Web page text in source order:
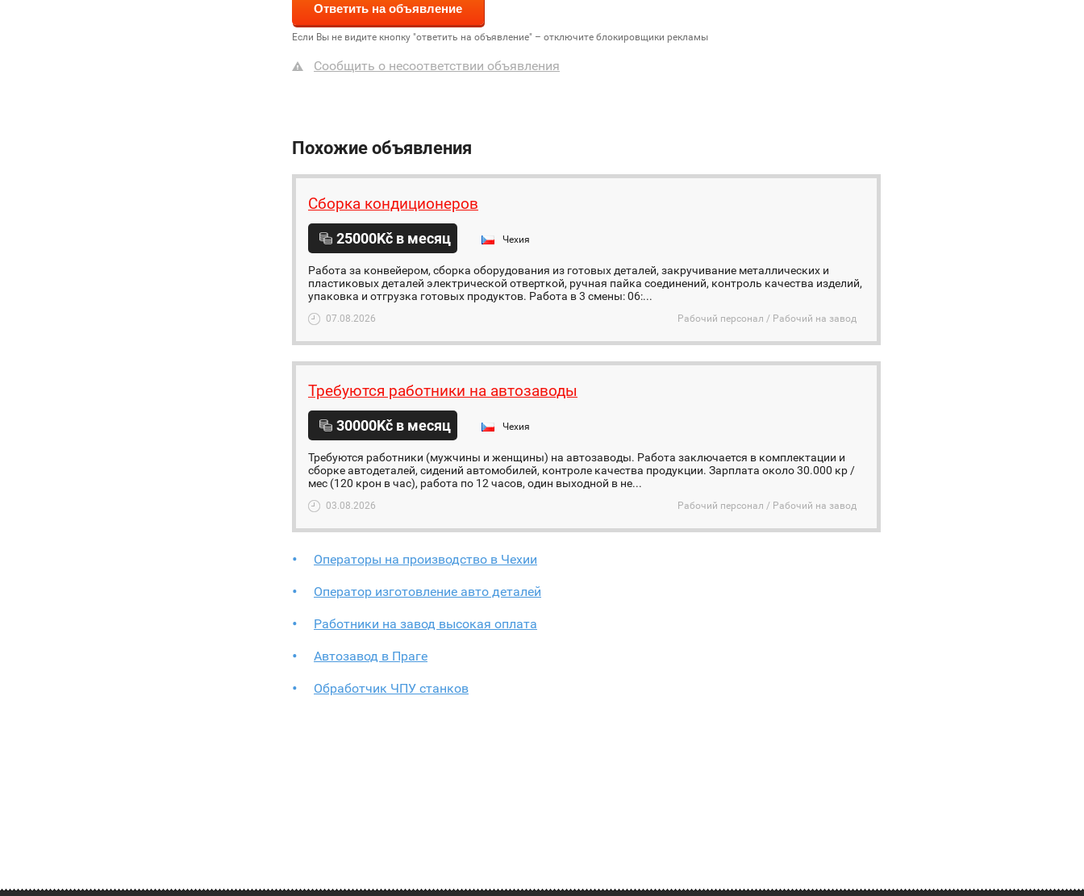
Если Вы не видите кнопку "ответить на объявление" – отключите блокировщики рекламы
Сообщить о несоответствии объявления
Похожие объявления
Cборка кондиционеров
25000Kč в месяц Чехия
Работа за конвейером, сборка оборудования из готовых деталей, закручивание металлических и
пластиковых деталей электрической отверткой, ручная пайка соединений, контроль качества изделий,
упаковка и отгрузка готовых продуктов. Работа в 3 смены: 06:...
07.08.2026 Рабочий персонал / Рабочий на завод
Требуются работники на автозаводы
30000Kč в месяц Чехия
Требуются работники (мужчины и женщины) на автозаводы. Работа заключается в комплектации и
сборке автодеталей, сидений автомобилей, контролe качества продукции. Зарплата около 30.000 кр /
мес (120 крон в час), работа по 12 часов, один выходной в не...
03.08.2026 Рабочий персонал / Рабочий на завод
Операторы на производство в Чехии
Оператор изготовление авто деталей
Работники на завод высокая оплата
Автозавод в Праге
Обработчик ЧПУ станков